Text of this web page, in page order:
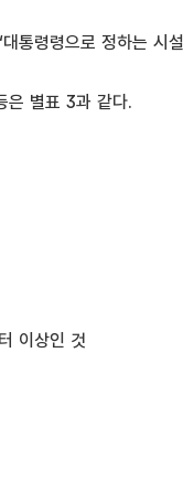
령령으로 정하는 시
은 별표 3과 같다.
이상인 것